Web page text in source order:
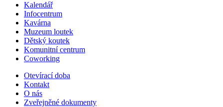
Kalendář
Infocentrum
Kavárna
Muzeum loutek
Dětský koutek
Komunitní centrum
Coworking
Otevírací doba
Kontakt
O nás
Zveřejněné dokumenty